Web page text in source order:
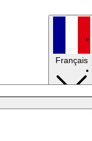
Français